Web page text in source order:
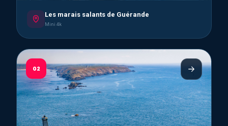
Les marais salants de Guérande
Mini 4k
02